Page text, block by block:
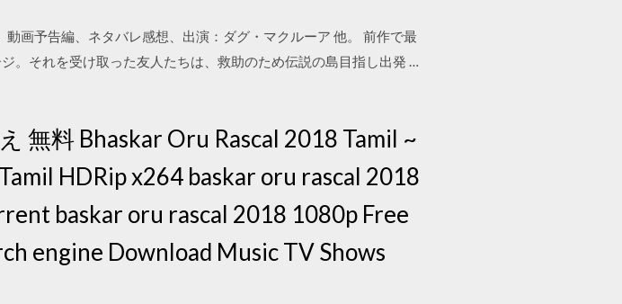
画予告編、ネタバレ感想、出演：ダグ・マクルーア 他。 前作で最
。それを受け取った友人たちは、救助のため伝説の島目指し出発 …
無料 Bhaskar Oru Rascal 2018 Tamil ~
HDRip x264 baskar oru rascal 2018
baskar oru rascal 2018 1080p Free
engine Download Music TV Shows